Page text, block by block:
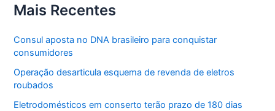
Mais Recentes
Consul aposta no DNA brasileiro para conquistar
consumidores
Operação desarticula esquema de revenda de eletros
roubados
Eletrodomésticos em conserto terão prazo de 180 dias